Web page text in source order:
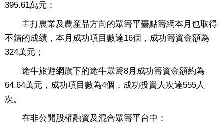
395.61萬元；
主打農業及農産品方向的眾籌平臺點籌網本月也取得
不錯的成績，本月成功項目數達16個，成功籌資金額為
324萬元；
途牛旅遊網旗下的途牛眾籌8月成功籌資金額約為
64.64萬元，成功項目數為4個，成功投資人次達555人
次。
在非公開股權融資及混合眾籌平台中：